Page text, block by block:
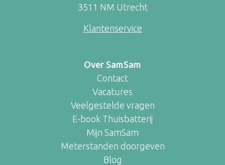
3511 NM Utrecht
Klantenservice
Over SamSam
Contact
Vacatures
Veelgestelde vragen
E-book Thuisbatterij
Mijn SamSam
Meterstanden doorgeven
Blog